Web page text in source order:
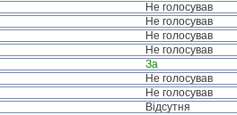
Не голосував
Не голосував
Не голосував
Не голосував
За
Не голосував
Не голосував
Відсутня